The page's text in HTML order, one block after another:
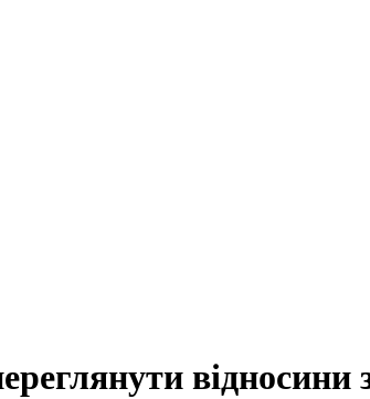
відносини